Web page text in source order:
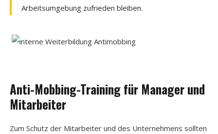
Arbeitsumgebung zufrieden bleiben.
Anti-Mobbing-Training für Manager und
Mitarbeiter
Zum Schutz der Mitarbeiter und des Unternehmens sollten